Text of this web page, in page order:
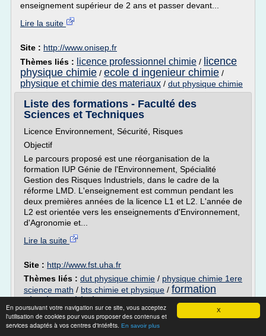
X
En poursuivant votre navigation sur ce site, vous acceptez
l'utilisation de cookies pour vous proposer des contenus et
services adaptés à vos centres d'intérêts. En savoir plus
enseignement supérieur de 2 ans et passer devant...
Lire la suite
Site : http://www.onisep.fr
Thèmes liés :
licence professionnel chimie / licence
physique chimie / ecole d ingenieur chimie /
physique et chimie des materiaux / dut physique chimie
Liste des formations - Faculté des
Sciences et Techniques
Licence Environnement, Sécurité, Risques
Objectif
Le parcours proposé est une réorganisation de la
formation IUP Génie de l'Environnement, Spécialité
Gestion des Risques Industriels, dans le cadre de la
réforme LMD. L'enseignement est commun pendant les
deux premières années de la licence L1 et L2. L'année de
L2 est orientée vers les enseignements d'Environnement,
d'Agronomie et...
Lire la suite
Site : http://www.fst.uha.fr
Thèmes liés : dut physique chimie / physique chimie 1ere
science math / bts chimie et physique / formation
physique chimie
physique chimie science math
DUT Chimie option Chimie Analytique et de
Synthèse (DUT ...